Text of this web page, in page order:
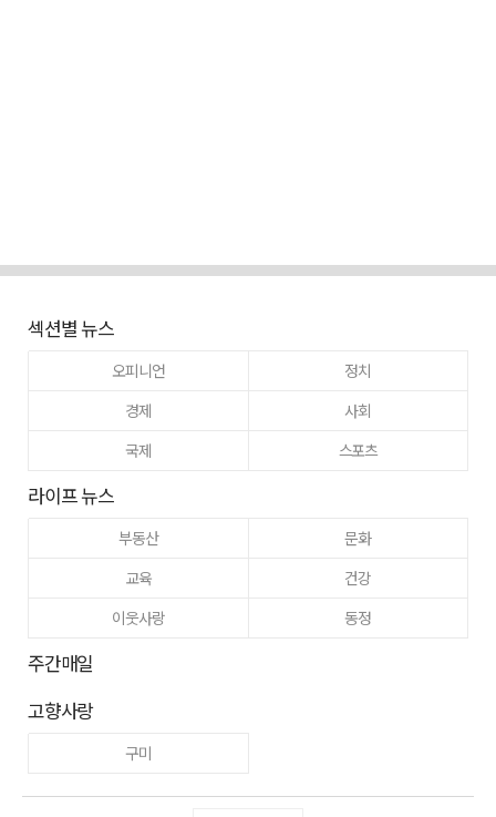
섹션별 뉴스
오피니언
정치
경제
사회
국제
스포츠
라이프 뉴스
부동산
문화
교육
건강
이웃사랑
동정
주간매일
고향사랑
구미